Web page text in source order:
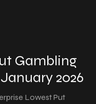
Gambling
2026
Lowest Put